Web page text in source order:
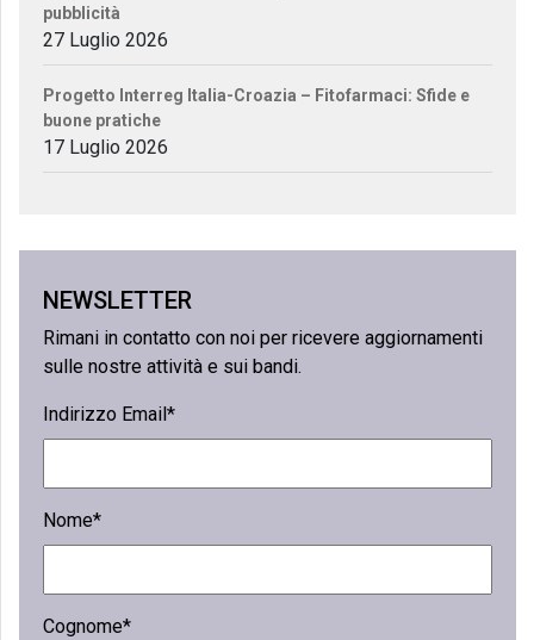
pubblicità
27 Luglio 2026
Progetto Interreg Italia-Croazia – Fitofarmaci: Sfide e
buone pratiche
17 Luglio 2026
NEWSLETTER
Rimani in contatto con noi per ricevere aggiornamenti
sulle nostre attività e sui bandi.
Indirizzo Email*
Nome*
Cognome*